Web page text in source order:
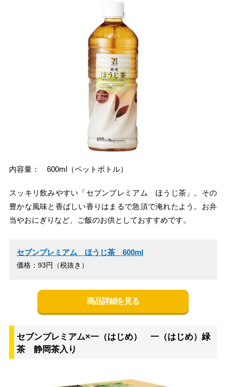
内容量： 600ml（ペットボトル）
スッキリ飲みやすい「セブンプレミアム ほうじ茶」。その
豊かな風味と香ばしい香りはまるで急須で淹れたよう。お弁
当やおにぎりなど、ご飯のお供としておすすめです。
セブンプレミアム ほうじ茶 600ml
価格：93円（税抜き）
商品詳細を見る
セブンプレミアム×一（はじめ） 一（はじめ）緑
茶 静岡茶入り